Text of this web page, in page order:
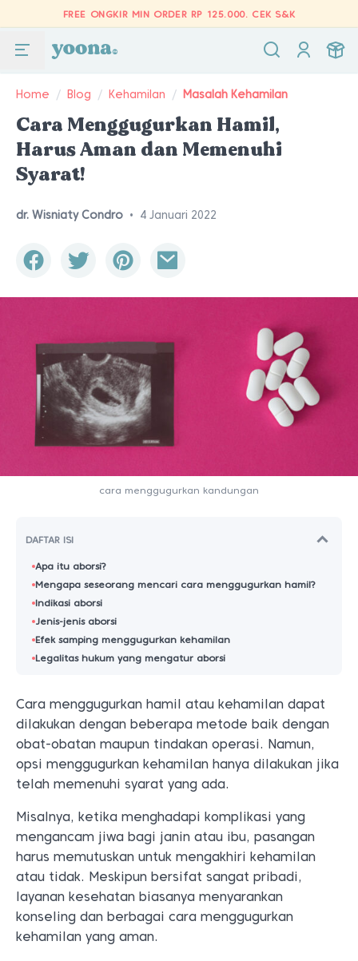
FREE ONGKIR MIN ORDER RP 125.000. CEK S&K
Home / Blog / Kehamilan / Masalah Kehamilan
Cara Menggugurkan Hamil,
Harus Aman dan Memenuhi
Syarat!
dr. Wisniaty Condro • 4 Januari 2022
cara menggugurkan kandungan
DAFTAR ISI
Apa itu aborsi?
Mengapa seseorang mencari cara menggugurkan hamil?
Indikasi aborsi
Jenis-jenis aborsi
Efek samping menggugurkan kehamilan
Legalitas hukum yang mengatur aborsi
Cara menggugurkan hamil atau kehamilan dapat
dilakukan dengan beberapa metode baik dengan
obat-obatan maupun tindakan operasi. Namun,
opsi menggugurkan kehamilan hanya dilakukan jika
telah memenuhi syarat yang ada.
Misalnya, ketika menghadapi komplikasi yang
mengancam jiwa bagi janin atau ibu, pasangan
harus memutuskan untuk mengakhiri kehamilan
atau tidak. Meskipun bersifat sangat pribadi,
layanan kesehatan biasanya menyarankan
konseling dan berbagai cara menggugurkan
kehamilan yang aman.